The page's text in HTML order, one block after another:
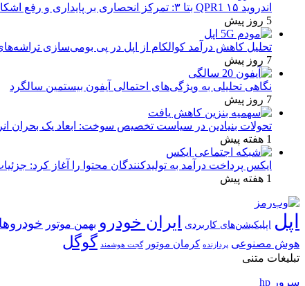
اندروید ۱۵ QPR1 بتا ۳: تمرکز انحصاری بر پایداری و رفع اشکالات
5 روز پیش
تحلیل کاهش درآمد کوالکام از اپل در پی بومی‌سازی
7 روز پیش
نگاهی تحلیلی به ویژگی‌های احتمالی آیفون بیستمین سالگرد
7 روز پیش
تحولات بنیادین در سیاست تخصیص سوخت: ابعاد یک بحران
1 هفته پیش
ایکس پرداخت درآمد به تولیدکنندگان محتوا را آغاز کرد:
1 هفته پیش
اپل اپلیکیشن‌های کاربردی ایران خودرو بهمن موتور
هوش مصنوعی پردازنده کرمان موتور گجت هوشمند گوگل
تبلیغات متنی
سرور hp